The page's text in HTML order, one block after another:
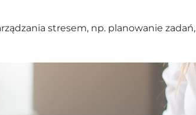
stresem, np. planowanie zadań,